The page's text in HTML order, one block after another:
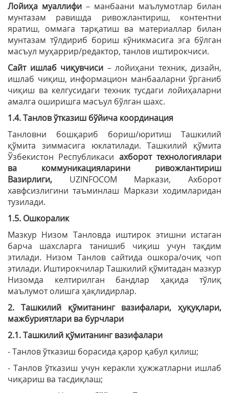
Лойиҳа муаллифи – манбаани маълумотлар билан
мунтазам равишда ривожлантириш, контентни
яратиш, оммага тарқатиш ва материаллар билан
мунтазам тўлдириб бориш кўникмасига эга бўлган
масъул муҳаррир/редактор, танлов иштирокчиси.
Сайт ишлаб чиқувчиси – лойиҳани техник, дизайн,
ишлаб чиқиш, информацион манбааларни ўрганиб
чиқиш ва келгусидаги техник тусдаги лойиҳаларни
амалга оширишга масъул бўлган шахс.
1.4. Танлов ўтказиш бўйича координация
Танловни бошқариб бориш/юритиш Ташкилий
қўмита зиммасига юклатилади. Ташкилий қўмита
Ўзбекистон Республикаси ахборот технологиялари
ва коммуникацияларини ривожлантириш
Вазирлиги, UZINFOCOM Маркази, Ахборот
хавфсизлигини таъминлаш Маркази ходимларидан
тузилади.
1.5. Ошкоралик
Мазкур Низом Танловда иштирок этишни истаган
барча шахсларга танишиб чиқиш учун тақдим
этилади. Низом Танлов сайтида ошкора/очиқ чоп
этилади. Иштирокчилар Ташкилий қўмитадан мазкур
Низомда келтирилган бандлар ҳақида тўлиқ
маълумот олишга ҳақлидирлар.
2. Ташкилий қўмитанинг вазифалари, ҳуқуқлари,
мажбуриятлари ва бурчлари
2.1. Ташкилий қўмитанинг вазифалари
- Танлов ўтказиш борасида қарор қабул қилиш;
- Танлов ўтказиш учун керакли ҳужжатларни ишлаб
чиқариш ва тасдиқлаш;